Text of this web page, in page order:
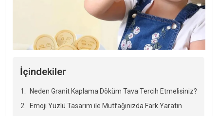
İçindekiler
Neden Granit Kaplama Döküm Tava Tercih Etmelisiniz?
Emoji Yüzlü Tasarım ile Mutfağınızda Fark Yaratın